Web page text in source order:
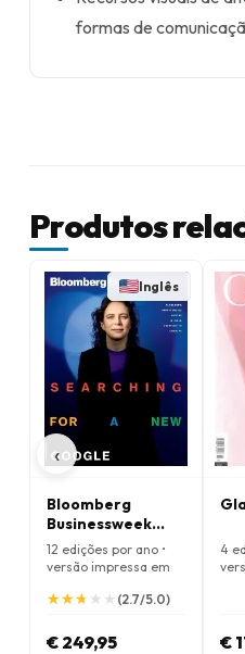
formas de
Produtos
‹
Inglês
Bloomberg
Businessweek
Magazine
12 edições por ano •
versão impressa em
★
★★
★★
★ ★
★ ★
★ (2.7/5.0)
€ 249,95
4
€